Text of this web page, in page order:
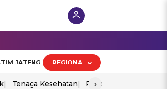
JATENG REGIONAL
Tenaga Kesehatan Piala Aff 2026
›